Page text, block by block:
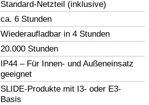
Standard-Netzteil (inklusive)
ca. 6 Stunden
Wiederaufladbar in 4 Stunden
20.000 Stunden
IP44 – Für Innen- und Außeneinsatz
geeignet
SLIDE-Produkte mit I3- oder E3-
Basis